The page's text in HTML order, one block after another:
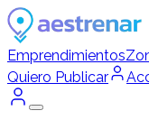
Emprendimientos
Quiero Publicar